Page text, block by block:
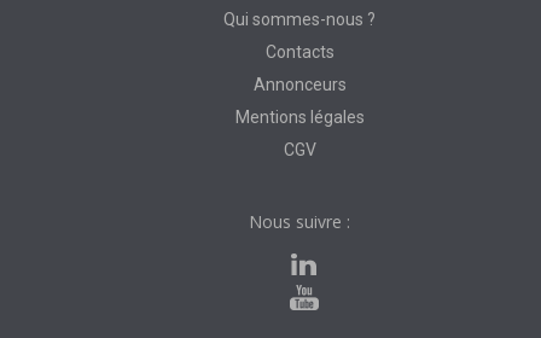
Qui sommes-nous ?
Contacts
Annonceurs
Mentions légales
CGV
Nous suivre :